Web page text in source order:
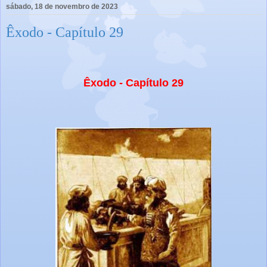
sábado, 18 de novembro de 2023
Êxodo - Capítulo 29
Êxodo - Capítulo 29